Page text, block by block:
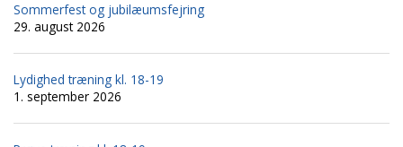
Sommerfest og jubilæumsfejring
29. august 2026
Lydighed træning kl. 18-19
1. september 2026